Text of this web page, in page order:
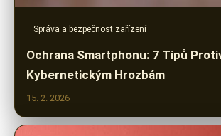
Správa a bezpečnost zařízení
Ochrana Smartphonu: 7 Tipů
Kybernetickým Hrozbám
15. 2. 2026